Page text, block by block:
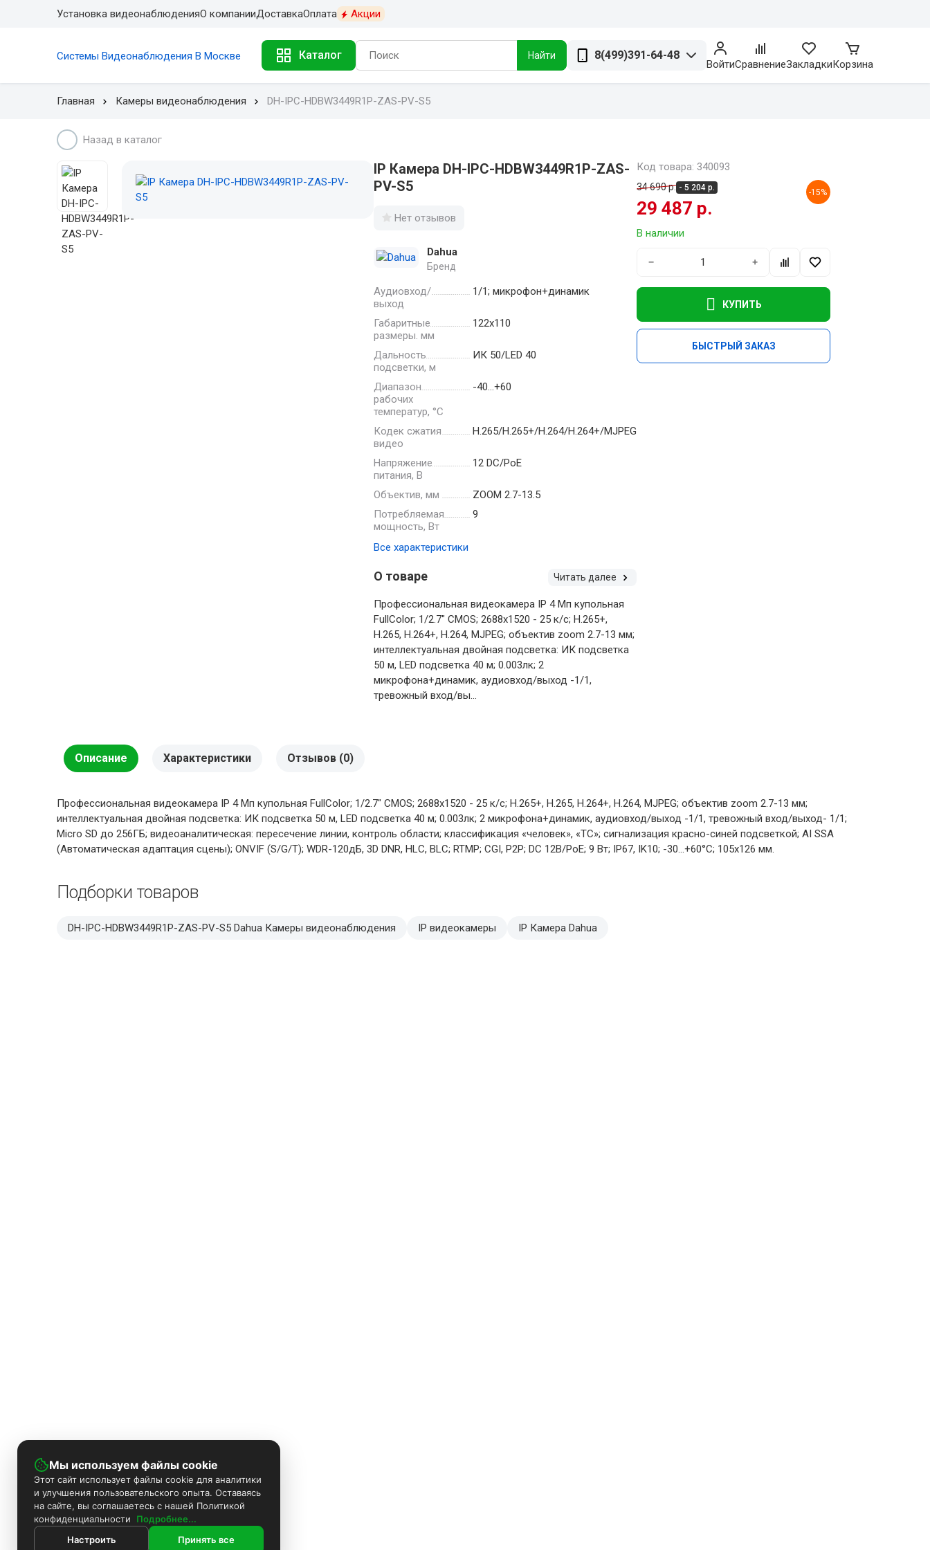
Установка видеонаблюденияО компанииДоставкаОплата Акции
Системы Видеонаблюдения В Москве Каталог Найти 8(499)391-64-48
ВойтиСравнениеЗакладкиКорзина
Главная Камеры видеонаблюдения DH-IPC-HDBW3449R1P-ZAS-PV-S5
Назад в каталог
IP Камера DH-IPC-HDBW3449R1P-ZAS-
PV-S5
Нет отзывов
Dahua
Бренд
Аудиовход/
выход
1/1; микрофон+динамик
Габаритные
размеры. мм
122х110
Дальность
подсветки, м
ИК 50/LED 40
Диапазон
рабочих
температур, °С
-40…+60
Кодек сжатия
видео
H.265/H.265+/H.264/H.264+/MJPEG
Напряжение
питания, В
12 DC/PoE
Объектив, мм
ZOOM 2.7-13.5
Потребляемая
мощность, Вт
9
Все характеристики
О товаре Читать далее
Профессиональная видеокамера IP 4 Мп купольная
FullColor; 1/2.7" CMOS; 2688х1520 - 25 к/с; Н.265+,
H.265, H.264+, H.264, MJPEG; объектив zoom 2.7-13 мм;
интеллектуальная двойная подсветка: ИК подсветка
50 м, LED подсветка 40 м; 0.003лк; 2
микрофона+динамик, аудиовход/выход -1/1,
тревожный вход/вы...
Код товара: 340093
34 690 р. - 5 204 р.
29 487 р.
-15%
В наличии
− +
КУПИТЬ
БЫСТРЫЙ ЗАКАЗ
Описание Характеристики Отзывов (0)
Профессиональная видеокамера IP 4 Мп купольная FullColor; 1/2.7" CMOS; 2688х1520 - 25 к/с; Н.265+, H.265, H.264+, H.264, MJPEG; объектив zoom 2.7-13 мм;
интеллектуальная двойная подсветка: ИК подсветка 50 м, LED подсветка 40 м; 0.003лк; 2 микрофона+динамик, аудиовход/выход -1/1, тревожный вход/выход- 1/1;
Micro SD до 256ГБ; видеоаналитическая: пересечение линии, контроль области; классификация «человек», «ТС»; сигнализация красно-синей подсветкой; AI SSA
(Автоматическая адаптация сцены); ONVIF (S/G/T); WDR-120дБ, 3D DNR, HLC, BLC; RTMP; CGI, P2P; DC 12В/PoE; 9 Вт; IP67, IK10; -30...+60°C; 105х126 мм.
Подборки товаров
DH-IPC-HDBW3449R1P-ZAS-PV-S5 Dahua Камеры видеонаблюдения IP видеокамеры IP Камера Dahua
Мы используем файлы cookie
Этот сайт использует файлы cookie для аналитики
и улучшения пользовательского опыта. Оставаясь
на сайте, вы соглашаетесь с нашей Политикой
конфиденциальности
Подробнее...
Настроить
Принять все